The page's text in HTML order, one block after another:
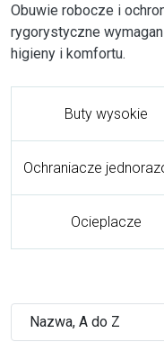
Obuwie robocze i
rygorystyczne
higieny i komfortu.
Buty wysokie
Ochraniacze
Ocieplacze
Nazwa, A do Z